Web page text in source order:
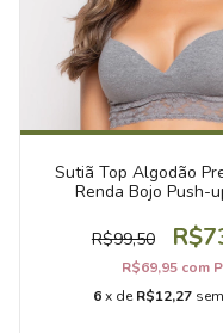
Sutiã Top Algodão
Renda Bojo Push-
R$99,50
R$69,95 com
6 x de R$12,27